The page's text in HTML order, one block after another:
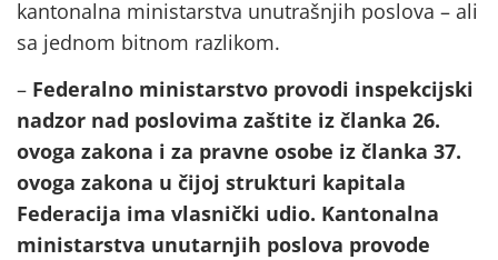
kantonalna ministarstva unutrašnjih poslova – ali
sa jednom bitnom razlikom.
– Federalno ministarstvo provodi inspekcijski
nadzor nad poslovima zaštite iz članka 26.
ovoga zakona i za pravne osobe iz članka 37.
ovoga zakona u čijoj strukturi kapitala
Federacija ima vlasnički udio. Kantonalna
ministarstva unutarnjih poslova provode